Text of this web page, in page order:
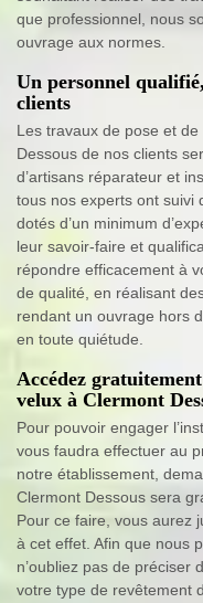
que professionnel, nous
ouvrage aux normes.
Un personnel
clients
Les travaux de pose et
Dessous de nos clients
d’artisans réparateur et
tous nos experts ont suivi
dotés d’un minimum
leur savoir-faire et
répondre efficacement à
de qualité, en réalisant
rendant un ouvrage hors
en toute quiétude.
Accédez
velux à Clermont
Pour pouvoir engager
vous faudra effectuer au
notre établissement,
Clermont Dessous sera
Pour ce faire, vous aurez
à cet effet. Afin que nous
n’oubliez pas de préciser
votre type de revêtement